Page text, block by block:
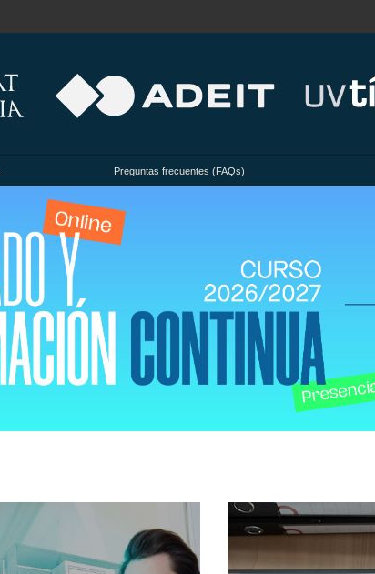
Preguntas frecuentes (FAQs)